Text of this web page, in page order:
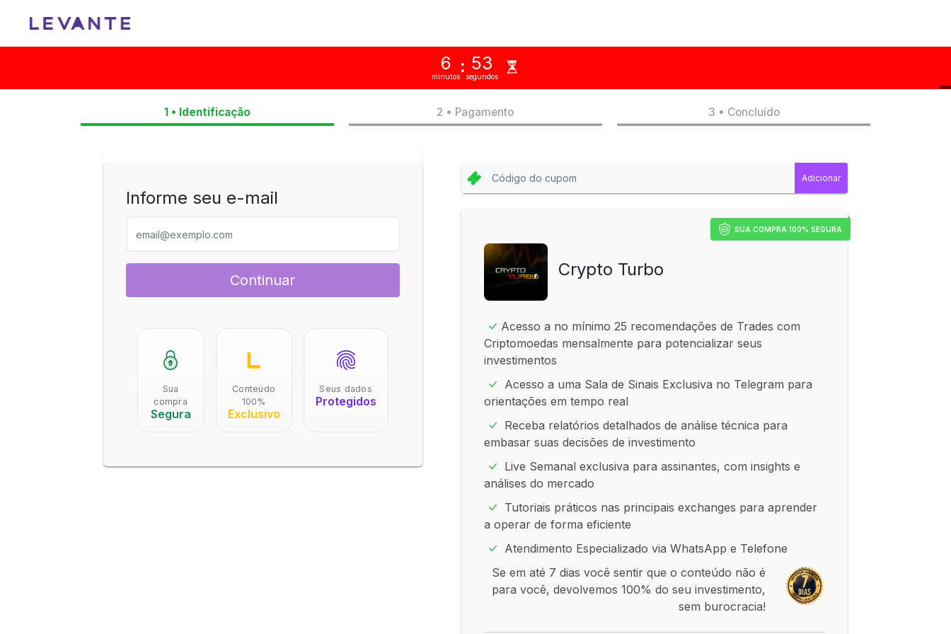
6
minutos
: 53
segundos
1 • Identificação 2 • Pagamento 3 • Concluído
SUA COMPRA 100% SEGURA
Crypto Turbo
Acesso a no mínimo 25 recomendações de Trades com
Criptomoedas mensalmente para potencializar seus
investimentos
Acesso a uma Sala de Sinais Exclusiva no Telegram para
orientações em tempo real
Receba relatórios detalhados de análise técnica para
embasar suas decisões de investimento
Live Semanal exclusiva para assinantes, com insights e
análises do mercado
Tutoriais práticos nas principais exchanges para aprender
a operar de forma eficiente
Atendimento Especializado via WhatsApp e Telefone
Se em até 7 dias você sentir que o conteúdo não é
para você, devolvemos 100% do seu investimento,
sem burocracia!
Informe seu e-mail
Continuar
Sua
compra
Segura
Conteúdo
100%
Exclusivo
Seus dados
Protegidos